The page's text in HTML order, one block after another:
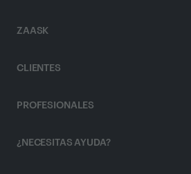
ZAASK
CLIENTES
PROFESIONALES
¿NECESITAS AYUDA?